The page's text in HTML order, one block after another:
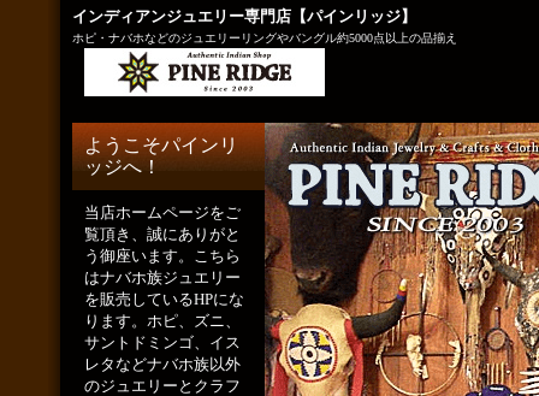
インディアンジュエリー専門店【パインリッジ】
ホピ・ナバホなどのジュエリーリングやバングル約5000点以上の品揃え
ようこそパインリ
ッジへ！
当店ホームページをご
覧頂き、誠にありがと
う御座います。こちら
はナバホ族ジュエリー
を販売しているHPにな
ります。ホピ、ズニ、
サントドミンゴ、イス
レタなどナバホ族以外
のジュエリーとクラフ